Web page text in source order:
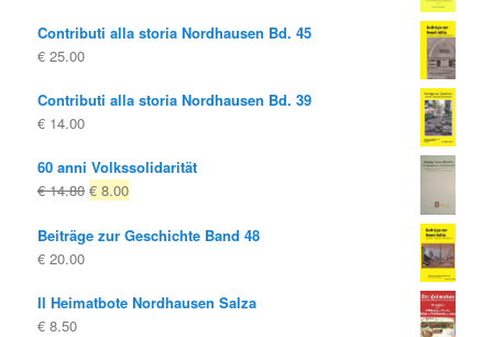
Contributi alla storia Nordhausen Bd. 45
€ 25.00
Contributi alla storia Nordhausen Bd. 39
€ 14.00
60 anni Volkssolidarität
€14.80 Il
originale
€ 8.00Il
attuale
Beiträge zur Geschichte Band 48
€ 20.00
Il Heimatbote Nordhausen Salza
€ 8.50